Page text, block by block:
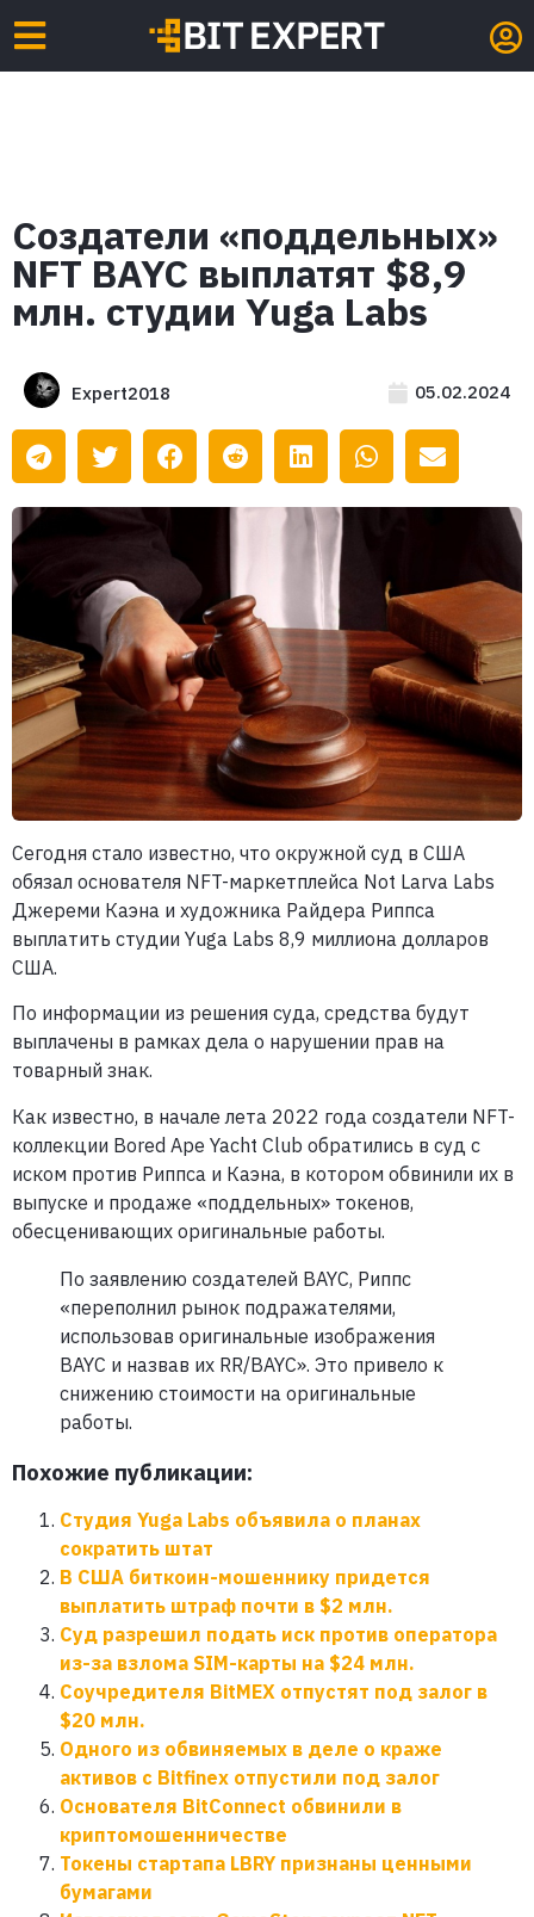
Создатели «поддельных»
NFT BAYC выплатят $8,9
млн. студии Yuga Labs
Expert2018 05.02.2024
Сегодня стало известно, что окружной суд в США
обязал основателя NFT-маркетплейса Not Larva Labs
Джереми Каэна и художника Райдера Риппса
выплатить студии Yuga Labs 8,9 миллиона долларов
США.
По информации из решения суда, средства будут
выплачены в рамках дела о нарушении прав на
товарный знак.
Как известно, в начале лета 2022 года создатели NFT-
коллекции Bored Ape Yacht Club обратились в суд с
иском против Риппса и Каэна, в котором обвинили их в
выпуске и продаже «поддельных» токенов,
обесценивающих оригинальные работы.
По заявлению создателей BAYC, Риппс
«переполнил рынок подражателями,
использовав оригинальные изображения
BAYC и назвав их RR/BAYC». Это привело к
снижению стоимости на оригинальные
работы.
Похожие публикации:
Студия Yuga Labs объявила о планах
сократить штат
В США биткоин-мошеннику придется
выплатить штраф почти в $2 млн.
Суд разрешил подать иск против оператора
из-за взлома SIM-карты на $24 млн.
Соучредителя BitMEX отпустят под залог в
$20 млн.
Одного из обвиняемых в деле о краже
активов с Bitfinex отпустили под залог
Основателя BitConnect обвинили в
криптомошенничестве
Токены стартапа LBRY признаны ценными
бумагами